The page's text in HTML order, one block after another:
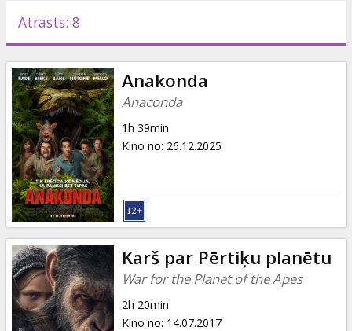
Pasākumi
Ziņas
Dāvanu
kartes
Uzkodas
B2B
Kino
Klubs
Atrasts: 8
Anakonda
Anaconda
1h 39min
Kino no: 26.12.2025
Karš par Pērtiķu planētu
War for the Planet of the Apes
2h 20min
Kino no: 14.07.2017